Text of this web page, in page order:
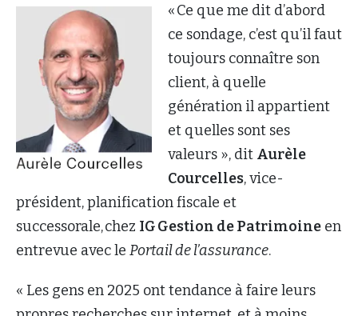
« Ce que me dit d’abord
ce sondage, c’est qu’il faut
toujours connaître son
client, à quelle
génération il appartient
et quelles sont ses
valeurs », dit Aurèle
Courcelles, vice-
président, planification fiscale et
successorale, chez IG Gestion de Patrimoine en
entrevue avec le Portail de l’assurance.
« Les gens en 2025 ont tendance à faire leurs